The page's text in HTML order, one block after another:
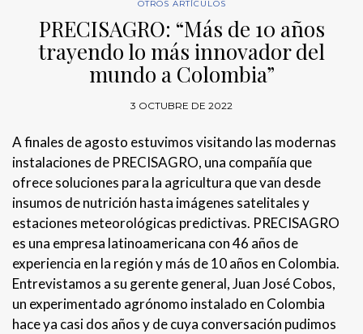
OTROS ARTÍCULOS
PRECISAGRO: “Más de 10 años
trayendo lo más innovador del
mundo a Colombia”
3 OCTUBRE DE 2022
A finales de agosto estuvimos visitando las modernas
instalaciones de PRECISAGRO, una compañía que
ofrece soluciones para la agricultura que van desde
insumos de nutrición hasta imágenes satelitales y
estaciones meteorológicas predictivas. PRECISAGRO
es una empresa latinoamericana con 46 años de
experiencia en la región y más de 10 años en Colombia.
Entrevistamos a su gerente general, Juan José Cobos,
un experimentado agrónomo instalado en Colombia
hace ya casi dos años y de cuya conversación pudimos